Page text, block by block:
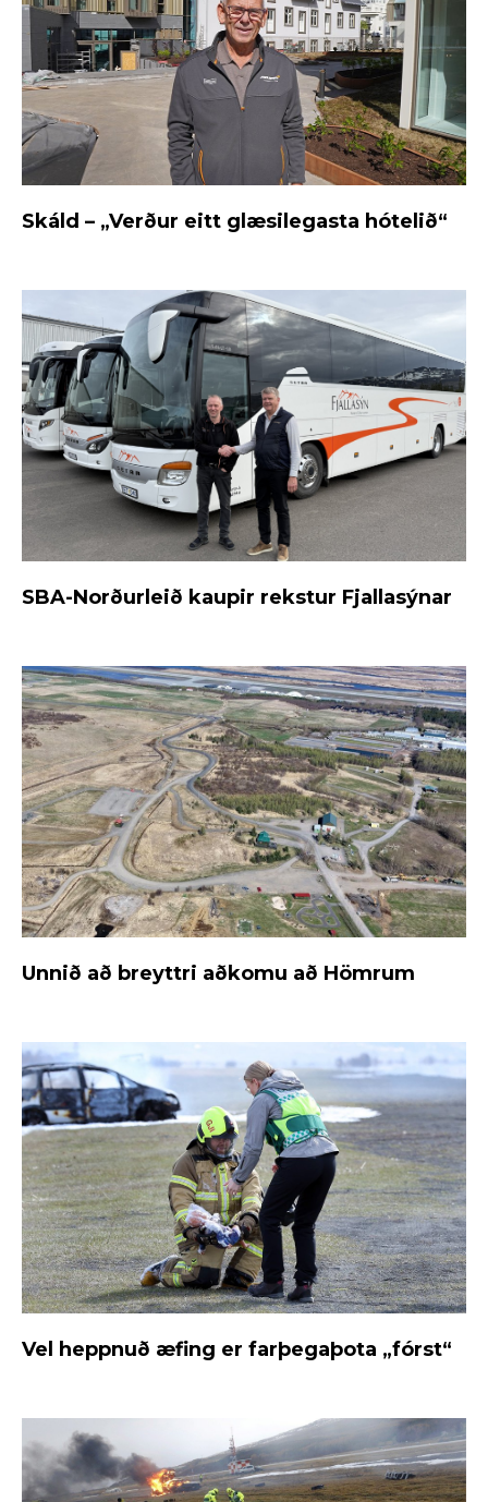
Skáld – „Verður eitt glæsilegasta hótelið“
SBA-Norðurleið kaupir rekstur Fjallasýnar
Unnið að breyttri aðkomu að Hömrum
Vel heppnuð æfing er farþegaþota „fórst“